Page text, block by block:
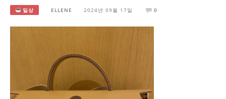
일상 ELLENE 2024년 09월 17일 0